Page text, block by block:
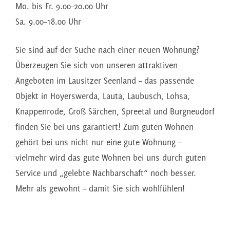
Mo. bis Fr. 9.00–20.00 Uhr
Sa. 9.00–18.00 Uhr
Sie sind auf der Suche nach einer neuen Wohnung?
Überzeugen Sie sich von unseren attraktiven
Angeboten im Lausitzer Seenland – das passende
Objekt in Hoyerswerda, Lauta, Laubusch, Lohsa,
Knappenrode, Groß Särchen, Spreetal und Burgneudorf
finden Sie bei uns garantiert! Zum guten Wohnen
gehört bei uns nicht nur eine gute Wohnung –
vielmehr wird das gute Wohnen bei uns durch guten
Service und „gelebte Nachbarschaft“ noch besser.
Mehr als gewohnt – damit Sie sich wohlfühlen!